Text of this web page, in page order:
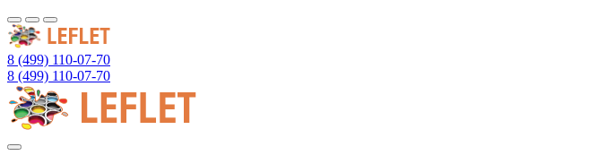
8 (499) 110-07-70
8 (499) 110-07-70